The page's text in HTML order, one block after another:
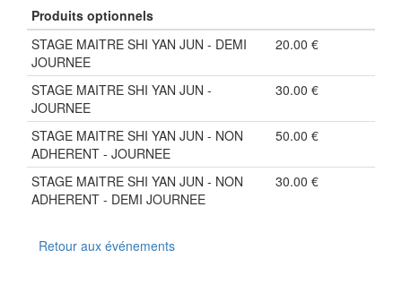
Produits optionnels
STAGE MAITRE SHI YAN JUN - DEMI
JOURNEE
20.00 €
STAGE MAITRE SHI YAN JUN -
JOURNEE
30.00 €
STAGE MAITRE SHI YAN JUN - NON
ADHERENT - JOURNEE
50.00 €
STAGE MAITRE SHI YAN JUN - NON
ADHERENT - DEMI JOURNEE
30.00 €
Retour aux événements